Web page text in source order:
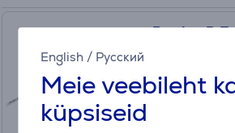
English / Русский
Meie veebileht
küpsiseid
Brother P-
PTP300BTRE1
Laos